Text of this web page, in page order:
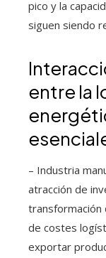
pico y la
siguen siendo
entre la
– Industria
atracción de
transformación
de costes
exportar